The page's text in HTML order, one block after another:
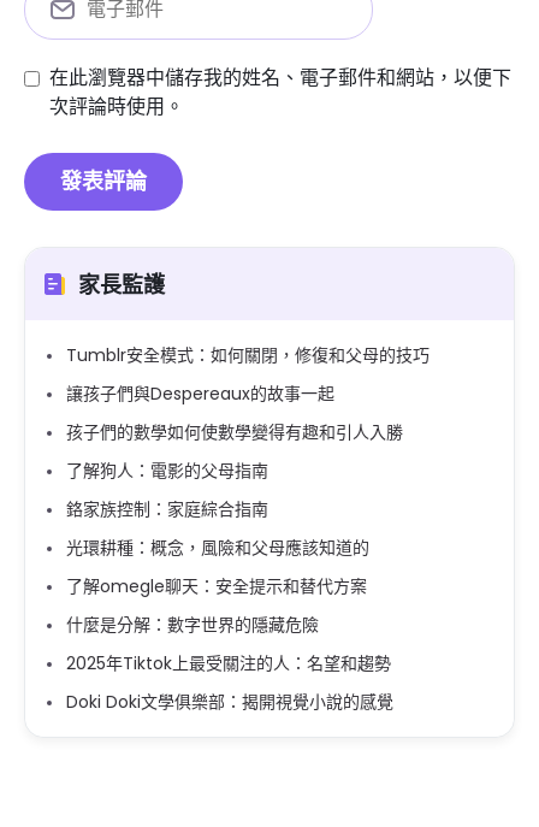
在此瀏覽器中儲存我的姓名、電子郵件和網站，以便下
次評論時使用。
家長監護
Tumblr安全模式：如何關閉，修復和父母的技巧
讓孩子們與Despereaux的故事一起
孩子們的數學如何使數學變得有趣和引人入勝
了解狗人：電影的父母指南
鉻家族控制：家庭綜合指南
光環耕種：概念，風險和父母應該知道的
了解omegle聊天：安全提示和替代方案
什麼是分解：數字世界的隱藏危險
2025年Tiktok上最受關注的人：名望和趨勢
Doki Doki文學俱樂部：揭開視覺小說的感覺